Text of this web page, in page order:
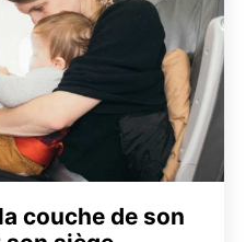
couche de son